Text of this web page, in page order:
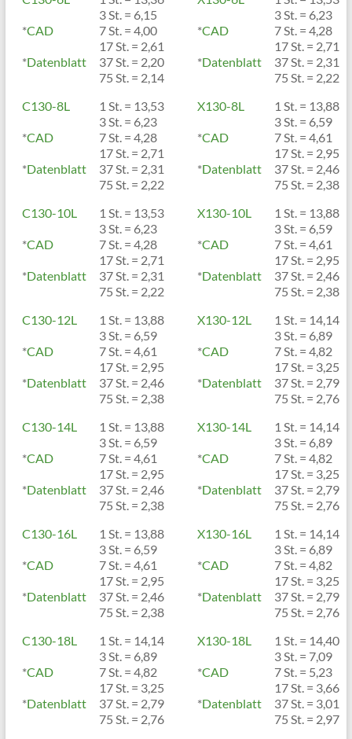
*CAD
*Datenblatt
3 St. = 6,15
7 St. = 4,00
17 St. = 2,61
37 St. = 2,20
75 St. = 2,14
*CAD
*Datenblatt
3 St. = 6,23
7 St. = 4,28
17 St. = 2,71
37 St. = 2,31
75 St. = 2,22
C130-8L
*CAD
*Datenblatt
1 St. = 13,53
3 St. = 6,23
7 St. = 4,28
17 St. = 2,71
37 St. = 2,31
75 St. = 2,22
X130-8L
*CAD
*Datenblatt
1 St. = 13,88
3 St. = 6,59
7 St. = 4,61
17 St. = 2,95
37 St. = 2,46
75 St. = 2,38
C130-10L
*CAD
*Datenblatt
1 St. = 13,53
3 St. = 6,23
7 St. = 4,28
17 St. = 2,71
37 St. = 2,31
75 St. = 2,22
X130-10L
*CAD
*Datenblatt
1 St. = 13,88
3 St. = 6,59
7 St. = 4,61
17 St. = 2,95
37 St. = 2,46
75 St. = 2,38
C130-12L
*CAD
*Datenblatt
1 St. = 13,88
3 St. = 6,59
7 St. = 4,61
17 St. = 2,95
37 St. = 2,46
75 St. = 2,38
X130-12L
*CAD
*Datenblatt
1 St. = 14,14
3 St. = 6,89
7 St. = 4,82
17 St. = 3,25
37 St. = 2,79
75 St. = 2,76
C130-14L
*CAD
*Datenblatt
1 St. = 13,88
3 St. = 6,59
7 St. = 4,61
17 St. = 2,95
37 St. = 2,46
75 St. = 2,38
X130-14L
*CAD
*Datenblatt
1 St. = 14,14
3 St. = 6,89
7 St. = 4,82
17 St. = 3,25
37 St. = 2,79
75 St. = 2,76
C130-16L
*CAD
*Datenblatt
1 St. = 13,88
3 St. = 6,59
7 St. = 4,61
17 St. = 2,95
37 St. = 2,46
75 St. = 2,38
X130-16L
*CAD
*Datenblatt
1 St. = 14,14
3 St. = 6,89
7 St. = 4,82
17 St. = 3,25
37 St. = 2,79
75 St. = 2,76
C130-18L
*CAD
*Datenblatt
1 St. = 14,14
3 St. = 6,89
7 St. = 4,82
17 St. = 3,25
37 St. = 2,79
75 St. = 2,76
X130-18L
*CAD
*Datenblatt
1 St. = 14,40
3 St. = 7,09
7 St. = 5,23
17 St. = 3,66
37 St. = 3,01
75 St. = 2,97